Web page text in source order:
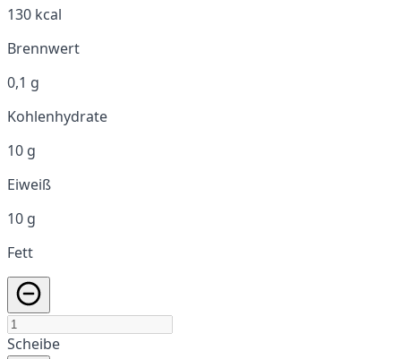
130 kcal
Brennwert
0,1 g
Kohlenhydrate
10 g
Eiweiß
10 g
Fett
Scheibe